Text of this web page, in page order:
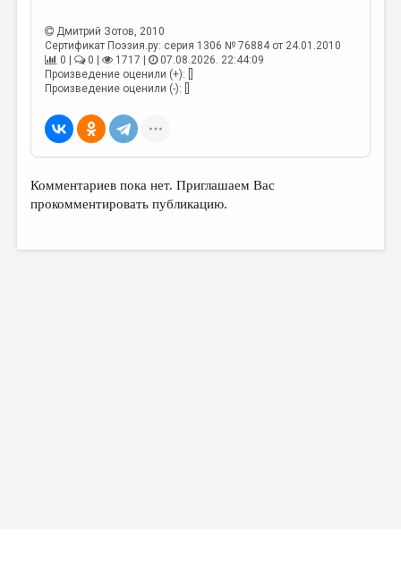
МЕДИА
ВКОНТАКТЕ
Дмитрий Зотов, 2010
Сертификат Поэзия.ру: серия 1306 № 76884 от 24.01.2010
0 |
0 | 1717 |
07.08.2026. 22:44:09
Произведение оценили (+): []
Произведение оценили (-): []
Комментариев пока нет. Приглашаем Вас
прокомментировать публикацию.